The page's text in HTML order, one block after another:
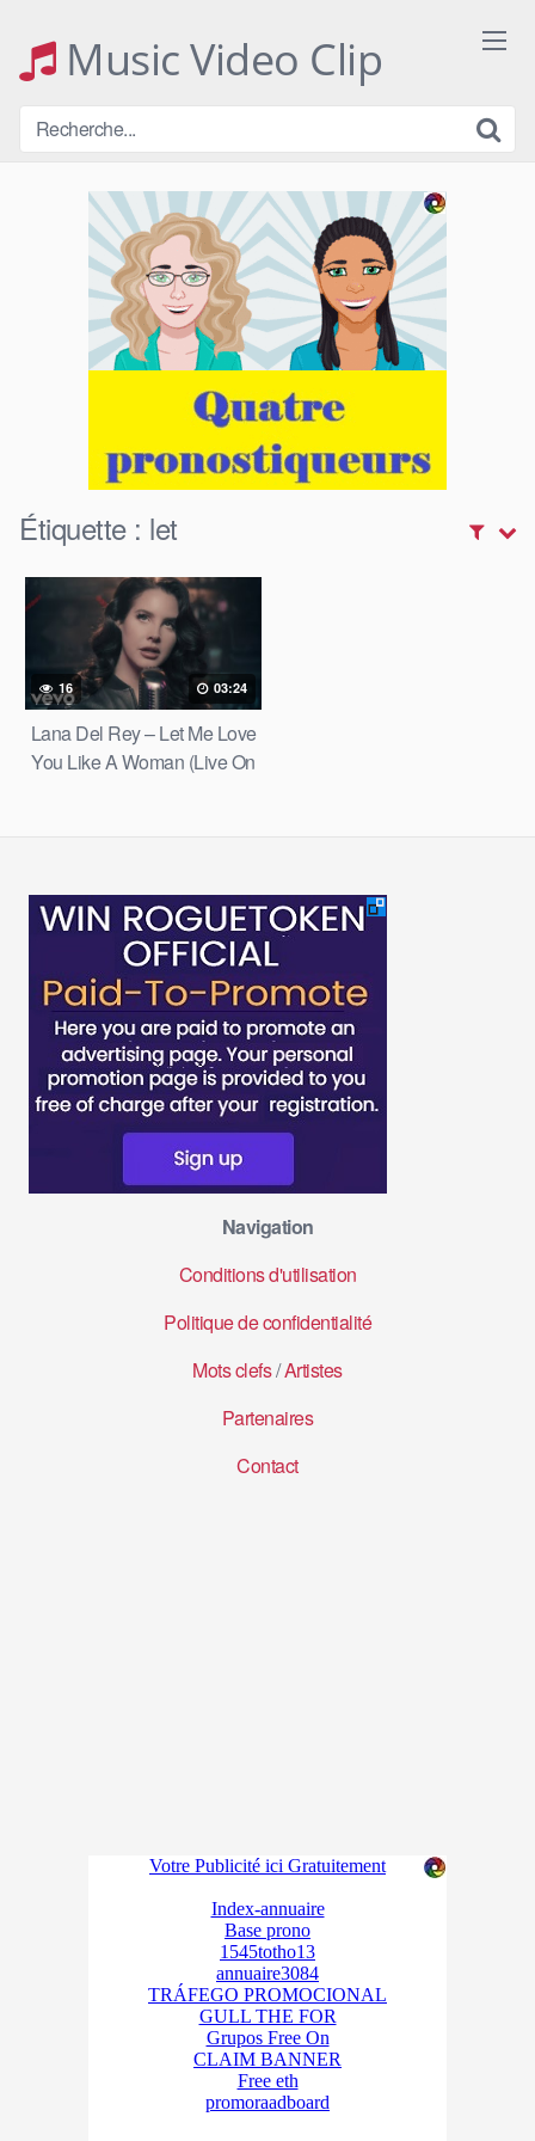
contentMusic Video Clip
Étiquette : let
16 03:24
Lana Del Rey – Let Me Love
You Like A Woman (Live On
Navigation
Conditions d'utilisation
Politique de confidentialité
Mots clefs/Artistes
Partenaires
Contact